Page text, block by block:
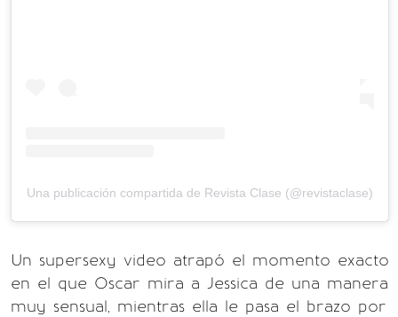
Una publicación compartida de Revista Clase (@revistaclase)
Un supersexy video atrapó el momento exacto
en el que Oscar mira a Jessica de una manera
muy sensual, mientras ella le pasa el brazo por